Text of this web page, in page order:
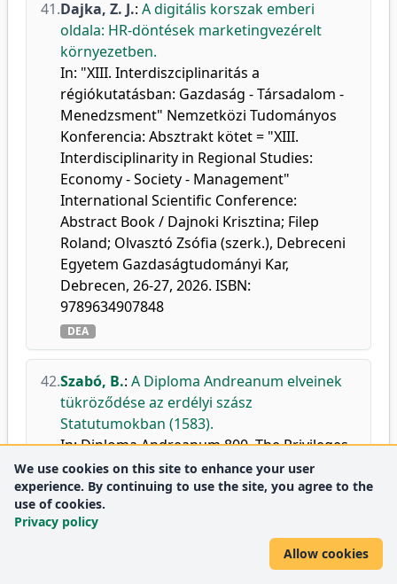
41.Dajka, Z. J.: A digitális korszak emberi
oldala: HR-döntések marketingvezérelt
környezetben.
In: "XIII. Interdiszciplinaritás a
régiókutatásban: Gazdaság - Társadalom -
Menedzsment" Nemzetközi Tudományos
Konferencia: Absztrakt kötet = "XIII.
Interdisciplinarity in Regional Studies:
Economy - Society - Management"
International Scientific Conference:
Abstract Book / Dajnoki Krisztina; Filep
Roland; Olvasztó Zsófia (szerk.), Debreceni
Egyetem Gazdaságtudományi Kar,
Debrecen, 26-27, 2026. ISBN:
9789634907848
DEA
42.Szabó, B.: A Diploma Andreanum elveinek
tükröződése az erdélyi szász
Statutumokban (1583).
In: Diploma Andreanum 800. The Privileges
of the Transylvanian Saxons in the Middle
Ages, with European parallels. Conference
Szeged, 29. November 2024.. Szerk.: Balogh
Elemér, Iurisperitus Publishers, Szeged, 173-
187, 2026, (Lectiones Iuridicae, ISSN 2062-
We use cookies on this site to enhance your user
experience. By continuing to use the site, you agree to the
use of cookies.
Privacy policy
Allow cookies